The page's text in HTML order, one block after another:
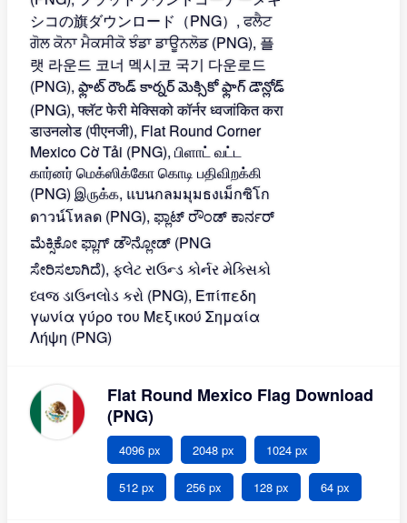
Flat Round Mexico Flag Download
(PNG)
4096 px 2048 px 1024 px
512 px 256 px 128 px 64 px